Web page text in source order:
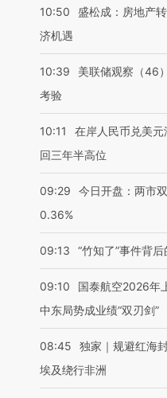
10:50
盛松成：房地产
济机遇
10:39
美联储观察（46
考验
10:11
在岸人民币兑美
回三年半高位
09:29
今日开盘：两市
0.36%
09:13 “竹知了”事件背
09:10
国泰航空2026年
中东局势成业绩“双刃剑”
08:45
独家｜规避红海
埃及绕行非洲